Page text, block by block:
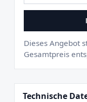
Dieses Angebot
Gesamtpreis
Technische